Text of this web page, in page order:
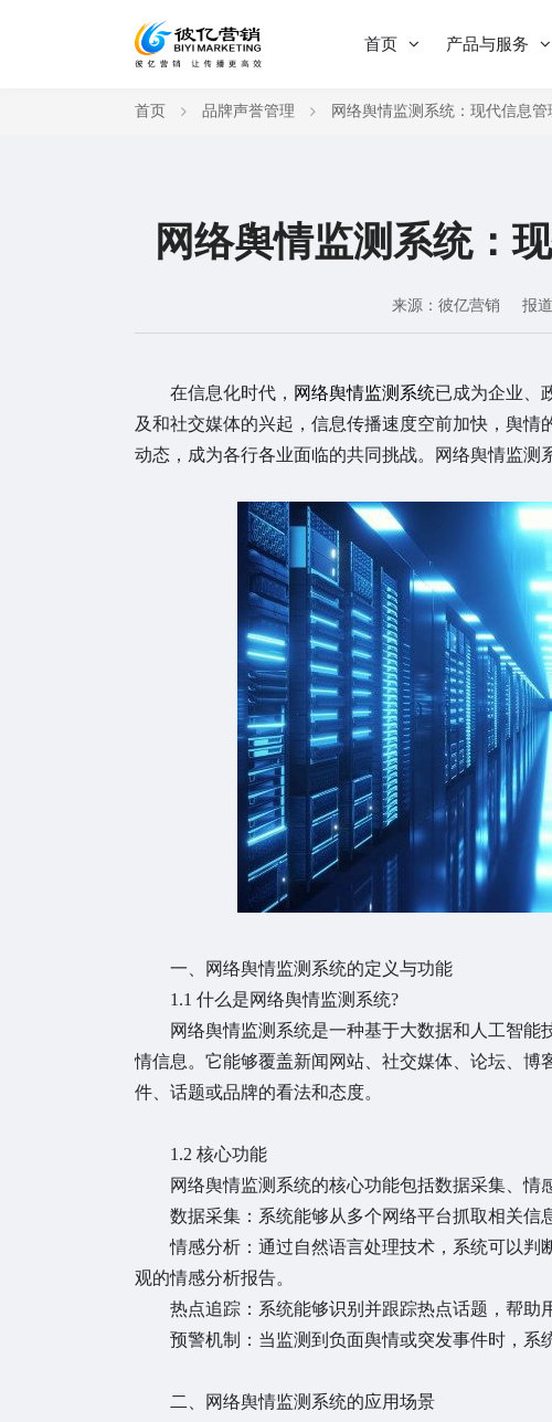
首页 产品与服务
首页 品牌声誉管理 网络舆情监测系统：现代信息
网络舆情监测系统：
来源：彼亿营销 报
在信息化时代， 网络舆情监测系统已成为企业、
及和社交媒体的兴起，信息传播速度空前加快，舆
动态，成为各行各业面临的共同挑战。网络舆情监测
一、网络舆情监测系统的定义与功能
1.1 什么是网络舆情监测系统?
网络舆情监测系统是一种基于大数据和人工智能
情信息。它能够覆盖新闻网站、社交媒体、论坛、
件、话题或品牌的看法和态度。
1.2 核心功能
网络舆情监测系统的核心功能包括数据采集、情感
数据采集：系统能够从多个网络平台抓取相关信息
情感分析：通过自然语言处理技术，系统可以判
观的情感分析报告。
热点追踪：系统能够识别并跟踪热点话题，帮助用
预警机制：当监测到负面舆情或突发事件时，系
二、网络舆情监测系统的应用场景